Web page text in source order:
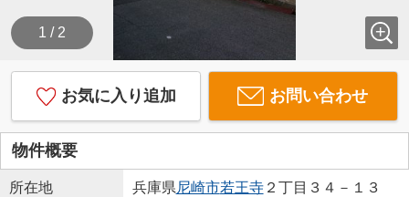
1 / 2
お気に入り追加 お問い合わせ
物件概要
所在地 兵庫県尼崎市若王寺２丁目３４－１３